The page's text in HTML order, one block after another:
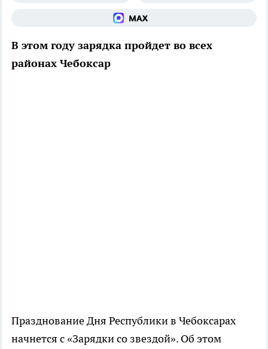
В этом году зарядка пройдет во всех
районах Чебоксар
Празднование Дня Республики в Чебоксарах
начнется с «Зарядки со звездой». Об этом